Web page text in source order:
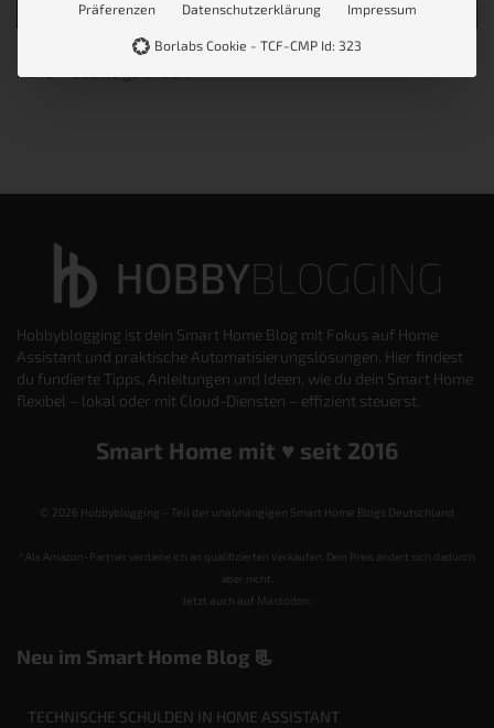
Keine Produkte gefunden.
Hobbyblogging ist dein Smart Home Blog mit Fokus auf Home
Assistant und praktische Automatisierungslösungen. Hier findest
du fundierte Tipps, Anleitungen und Ideen, wie du dein Smart Home
flexibel – lokal oder mit Cloud-Diensten – effizient steuerst.
Smart Home mit ♥️ seit 2016
© 2026 Hobbyblogging – Teil der unabhängigen Smart Home Blogs Deutschland
* Als Amazon-Partner verdiene ich an qualifizierten Verkäufen. Dein Preis ändert sich dadurch
aber nicht.
Jetzt auch auf
Mastodon
Neu im Smart Home Blog 📃
TECHNISCHE SCHULDEN IN HOME ASSISTANT
Präferenzen Datenschutzerklärung Impressum
Borlabs Cookie - TCF-CMP Id: 323